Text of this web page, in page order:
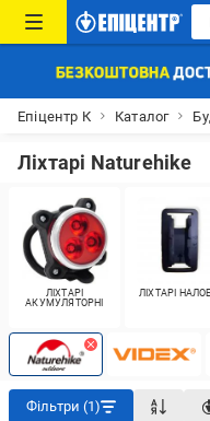
Епіцентр К Каталог
Ліхтарі Naturehike
ЛІХТАРІ
АКУМУЛЯТОРНІ
ЛІХТАРІ
Фільтри (1)